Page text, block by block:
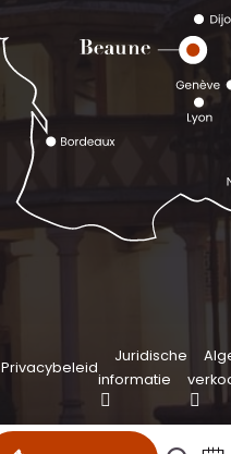
Privacybeleid
Juridische
informatie